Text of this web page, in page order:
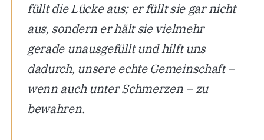
füllt die Lücke aus; er füllt sie gar nicht
aus, sondern er hält sie vielmehr
gerade unausgefüllt und hilft uns
dadurch, unsere echte Gemeinschaft –
wenn auch unter Schmerzen – zu
bewahren.